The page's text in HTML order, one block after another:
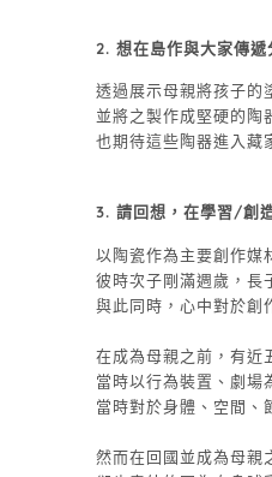
2. 想在島作與大家傳遞
透過展示母親將孩子的
並將之製作成堅硬的陶
也期待這些陶器進入藏
3. 請回想，在學習/創
以陶瓷作為主要創作媒
彼時次子剛滿週歲，長
與此同時，心中對於創
在成為母親之前，有近
當時以行為裝置、劇場
當時對於身體、空間、
然而在回國並成為母親